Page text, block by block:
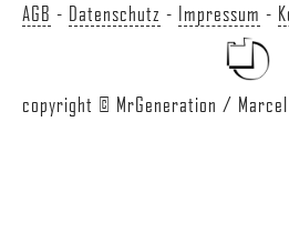
AGB - Datenschutz - Impressum -
copyright © MrGeneration /